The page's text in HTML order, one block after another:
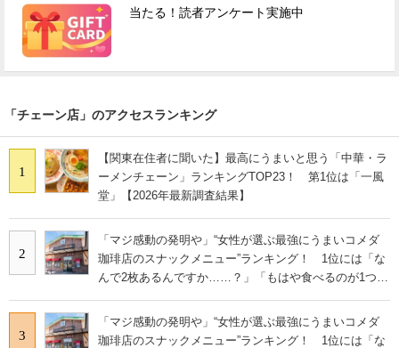
当たる！読者アンケート実施中
「チェーン店」のアクセスランキング
1
【関東在住者に聞いた】最高にうまいと思う「中華・ラ
ーメンチェーン」ランキングTOP23！ 第1位は「一風
堂」【2026年最新調査結果】
2
「マジ感動の発明や」“女性が選ぶ最強にうまいコメダ
珈琲店のスナックメニュー”ランキング！ 1位には「な
んで2枚あるんですか……？」「もはや食べるのが1つの
3
「マジ感動の発明や」“女性が選ぶ最強にうまいコメダ
珈琲店のスナックメニュー”ランキング！ 1位には「な